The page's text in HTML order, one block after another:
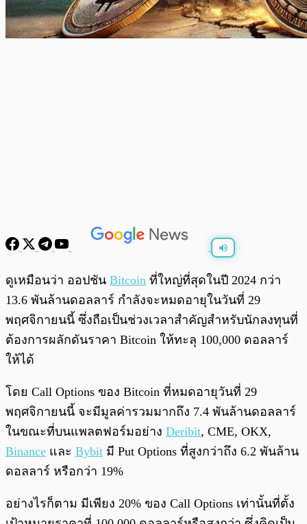
พร้อมเล่น 0:00
ดูเหมือนว่า ออปชัน Bitcoin ที่ใหญ่ที่สุดในปี 2024 กว่า
13.6 พันล้านดอลลาร์ กำลังจะหมดอายุในวันที่ 29
พฤศจิกายนนี้ ซึ่งถือเป็นช่วงเวลาสำคัญสำหรับนักลงทุนที่
ต้องการผลักดันราคา Bitcoin ให้ทะลุ 100,000 ดอลลาร์
ให้ได้
โดย Call Options ของ Bitcoin ที่หมดอายุวันที่ 29
พฤศจิกายนนี้ จะมีมูลค่ารวมมากถึง 7.4 พันล้านดอลลาร์
ในขณะที่บนแพลตฟอร์มอย่าง Deribit, CME, OKX,
Binance และ Bybit มี Put Options ที่สูงกว่าถึง 6.2 พันล้าน
ดอลลาร์ หรือกว่า 19%
อย่างไรก็ตาม มีเพียง 20% ของ Call Options เท่านั้นที่ตั้ง